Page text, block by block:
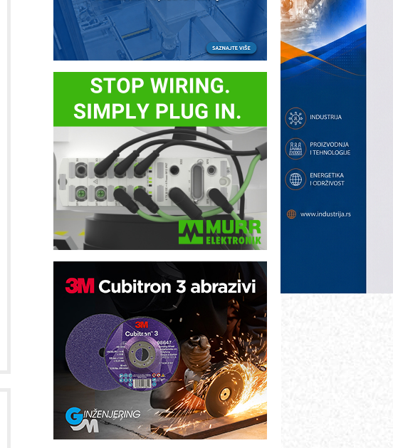
Bezbednost na prvom mestu!
IB BLUMENAUER - više od 40 godina
poverenja u industriji
RMQ-TITAN ADVANCED INDICATOR
– Pametna signalizacija za efikasnije
upravljanje mašinama
Sigurnije ispitivanje transformatora u
solarnim elektranama i vetroparkovima
Pranje točkova na gradilištu- standard
modernog i odgovornog građenja